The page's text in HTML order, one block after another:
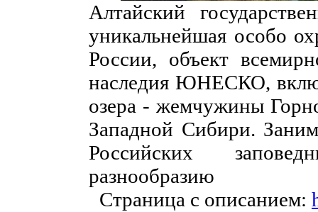
Алтайский
уникальнейшая особо
России, объект
наследия ЮНЕСКО,
озера - жемчужины
Западной Сибири.
Российских
разнообразию
Страница с описанием: